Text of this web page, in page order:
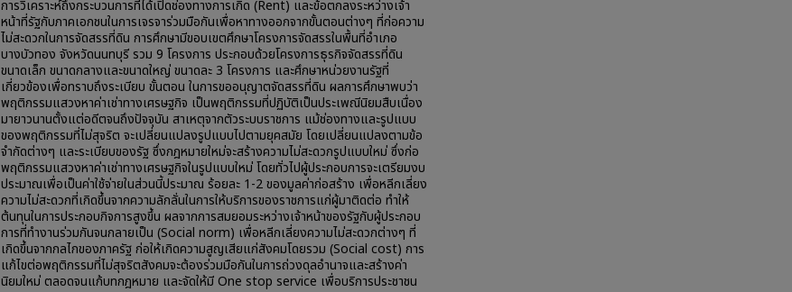
การวิเคราะห์ถึงกระบวนการที่ได้เปิดช่องทางการเกิด (Rent) และข้อตกลงระหว่างเจ้า
หน้าที่รัฐกับภาคเอกชนในการเจรจาร่วมมือกันเพื่อหาทางออกจากขั้นตอนต่างๆ ที่ก่อความ
ไม่สะดวกในการจัดสรรที่ดิน การศึกษามีขอบเขตศึกษาโครงการจัดสรรในพื้นที่อำเภอ
บางบัวทอง จังหวัดนนทบุรี รวม 9 โครงการ ประกอบด้วยโครงการธุรกิจจัดสรรที่ดิน
ขนาดเล็ก ขนาดกลางและขนาดใหญ่ ขนาดละ 3 โครงการ และศึกษาหน่วยงานรัฐที่
เกี่ยวข้องเพื่อทราบถึงระเบียบ ขั้นตอน ในการขออนุญาตจัดสรรที่ดิน ผลการศึกษาพบว่า
พฤติกรรมแสวงหาค่าเช่าทางเศรษฐกิจ เป็นพฤติกรรมที่ปฏิบัติเป็นประเพณีนิยมสืบเนื่อง
มายาวนานตั้งแต่อดีตจนถึงปัจจุบัน สาเหตุจากตัวระบบราชการ แม้ช่องทางและรูปแบบ
ของพฤติกรรมที่ไม่สุจริต จะเปลี่ยนแปลงรูปแบบไปตามยุคสมัย โดยเปลี่ยนแปลงตามข้อ
จำกัดต่างๆ และระเบียบของรัฐ ซึ่งกฎหมายใหม่จะสร้างความไม่สะดวกรูปแบบใหม่ ซึ่งก่อ
พฤติกรรมแสวงหาค่าเช่าทางเศรษฐกิจในรูปแบบใหม่ โดยทั่วไปผู้ประกอบการจะเตรียมงบ
ประมาณเพื่อเป็นค่าใช้จ่ายในส่วนนี้ประมาณ ร้อยละ 1-2 ของมูลค่าก่อสร้าง เพื่อหลีกเลี่ยง
ความไม่สะดวกที่เกิดขึ้นจากความลักลั่นในการให้บริการของราชการแก่ผู้มาติดต่อ ทำให้
ต้นทุนในการประกอบกิจการสูงขึ้น ผลจากการสมยอมระหว่างเจ้าหน้าของรัฐกับผู้ประกอบ
การที่ทำงานร่วมกันจนกลายเป็น (Social norm) เพื่อหลีกเลี่ยงความไม่สะดวกต่างๆ ที่
เกิดขึ้นจากกลไกของภาครัฐ ก่อให้เกิดความสูญเสียแก่สังคมโดยรวม (Social cost) การ
แก้ไขต่อพฤติกรรมที่ไม่สุจริตสังคมจะต้องร่วมมือกันในการถ่วงดุลอำนาจและสร้างค่า
นิยมใหม่ ตลอดจนแก้บทกฎหมาย และจัดให้มี One stop service เพื่อบริการประชาชน